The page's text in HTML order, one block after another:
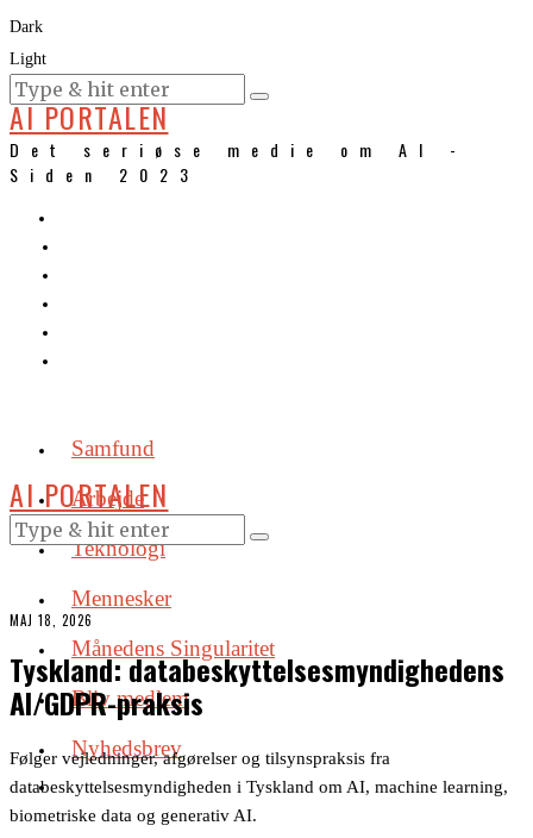
Dark
Light
KURSER
AI PORTALEN
Det seriøse medie om AI -
Siden 2023
Samfund
Arbejde
Teknologi
Mennesker
Månedens Singularitet
Bliv medlem
Nyhedsbrev
AI PORTALEN
MAJ 18, 2026
Tyskland: databeskyttelsesmyndighedens
AI/GDPR-praksis
Følger vejledninger, afgørelser og tilsynspraksis fra
databeskyttelsesmyndigheden i Tyskland om AI, machine learning,
biometriske data og generativ AI.